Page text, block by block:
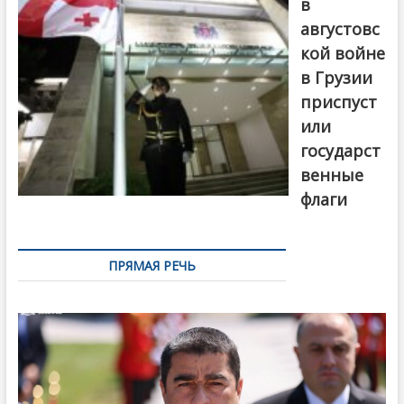
в
августовс
кой войне
в Грузии
приспуст
или
государст
венные
флаги
ПРЯМАЯ РЕЧЬ